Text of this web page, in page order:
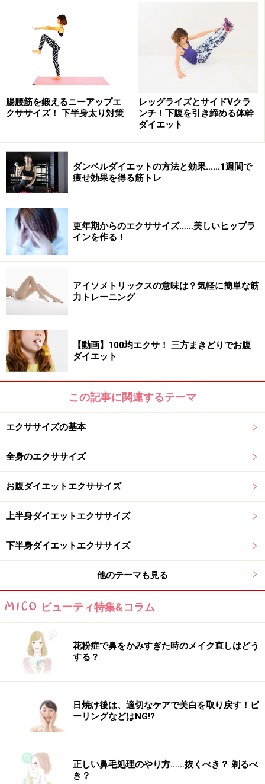
自分の両脚の重さを負荷として、下腹を始めとした体幹
全体を鍛えていきましょう。ちょっとキツいですが、引
き締め効果は抜群です。ムリをせず、自分のできる範囲
でチャレンジしてみて下さい。
1.右半身を下にして横向きになります。右手を胸の前
に、左手を頭上に伸ばします。脚はまっすぐに伸ばしま
「サイドVクランチ」STEP1
2.上半身と両脚を同時に浮かせ、左手と左脚をタッチし
ます。このとき脇腹の筋肉を意識し、腕に力が入りすぎ
ないように注意しましょう。
「サイドVクランチ」STEP2
3.勢いや反動をつけずに、腹筋を使ってゆっくりと元の
姿勢に戻ります。
「サイドVクランチ」STEP3
「サイドVクランチ」のポイントを動画でチ
ェック！
セットを目標に。
・お腹の力を使って手足を動かす。
・勢いや反動をつけずに動作する。
腸腰筋を鍛えるニーアップエ
クササイズ！ 下半身太り対策
レッグライズとサイドVクラ
ンチ！下腹を引き締める体幹
ダイエット
ダンベルダイエットの方法と効果……1週間で
痩せ効果を得る筋トレ
更年期からのエクササイズ……美しいヒップラ
インを作る！
アイソメトリックスの意味は？気軽に簡単な筋
力トレーニング
【動画】100均エクサ！ 三方まきどりでお腹
ダイエット
この記事に関連するテーマ
エクササイズの基本
全身のエクササイズ
お腹ダイエットエクササイズ
上半身ダイエットエクササイズ
下半身ダイエットエクササイズ
他のテーマも見る
ビューティ特集&コラム
花粉症で鼻をかみすぎた時のメイク直しはどう
する？
日焼け後は、適切なケアで美白を取り戻す！ピ
ーリングなどはNG!?
正しい鼻毛処理のやり方……抜くべき？ 剃るべ
き？